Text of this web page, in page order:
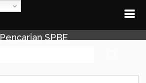
Pencarian SPBE